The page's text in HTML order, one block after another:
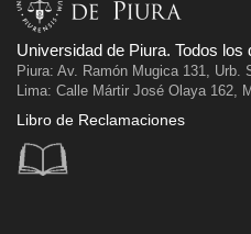
Universidad de Piura. Todos
Piura: Av. Ramón Mugica 131, Urb.
Lima: Calle Mártir José Olaya 162,
Libro de Reclamaciones